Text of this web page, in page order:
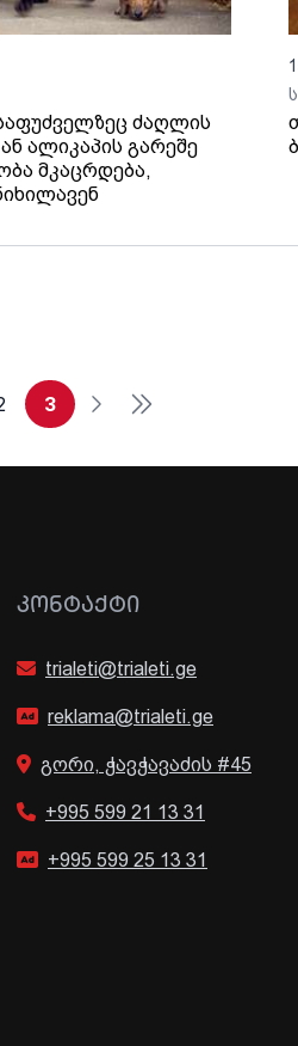
ძაღლის
ალიკაპის გარეშე
მკაცრდება,
3 Next Last
ᲙᲝᲜᲢᲐᲥᲢᲘ
trialeti@trialeti.ge
reklama@trialeti.ge
გორი, ჭავჭავაძის #45
+995 599 21 13 31
+995 599 25 13 31